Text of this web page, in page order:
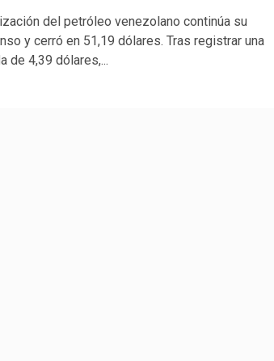
del petróleo venezolano continúa su
y cerró en 51,19 dólares. Tras registrar una
de 4,39 dólares,...